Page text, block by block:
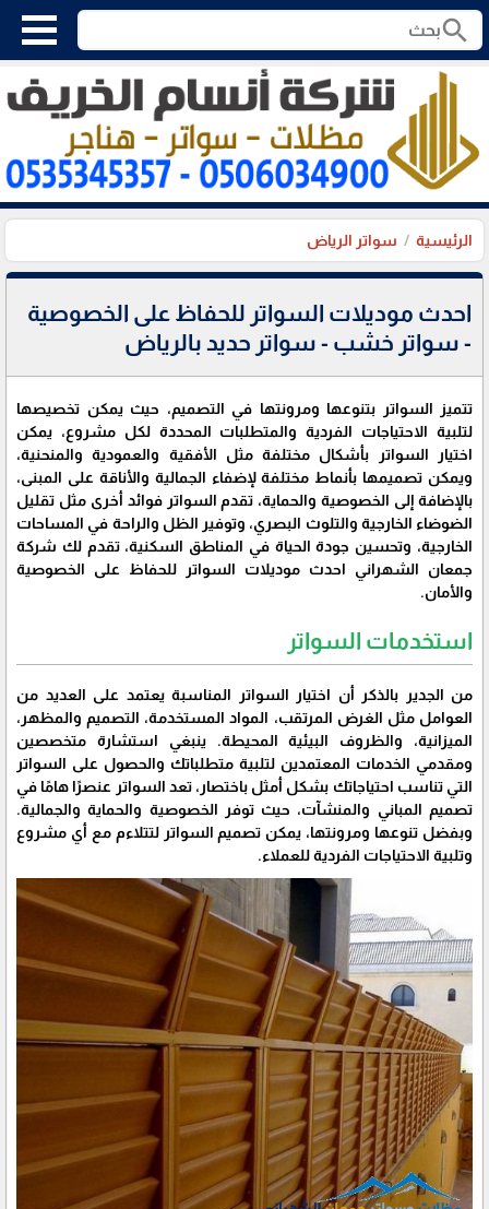
search
الرئيسية سواتر الرياض
احدث موديلات السواتر للحفاظ على الخصوصية
- سواتر خشب - سواتر حديد بالرياض
تتميز السواتر بتنوعها ومرونتها في التصميم، حيث يمكن تخصيصها
لتلبية الاحتياجات الفردية والمتطلبات المحددة لكل مشروع، يمكن
اختيار السواتر بأشكال مختلفة مثل الأفقية والعمودية والمنحنية،
ويمكن تصميمها بأنماط مختلفة لإضفاء الجمالية والأناقة على المبنى،
بالإضافة إلى الخصوصية والحماية، تقدم السواتر فوائد أخرى مثل تقليل
الضوضاء الخارجية والتلوث البصري، وتوفير الظل والراحة في المساحات
الخارجية، وتحسين جودة الحياة في المناطق السكنية، تقدم لك شركة
جمعان الشهراني احدث موديلات السواتر للحفاظ على الخصوصية
والأمان.
استخدمات السواتر
من الجدير بالذكر أن اختيار السواتر المناسبة يعتمد على العديد من
العوامل مثل الغرض المرتقب، المواد المستخدمة، التصميم والمظهر،
الميزانية، والظروف البيئية المحيطة. ينبغي استشارة متخصصين
ومقدمي الخدمات المعتمدين لتلبية متطلباتك والحصول على السواتر
التي تناسب احتياجاتك بشكل أمثل باختصار، تعد السواتر عنصرًا هامًا في
تصميم المباني والمنشآت، حيث توفر الخصوصية والحماية والجمالية.
وبفضل تنوعها ومرونتها، يمكن تصميم السواتر لتتلاءم مع أي مشروع
وتلبية الاحتياجات الفردية للعملاء.